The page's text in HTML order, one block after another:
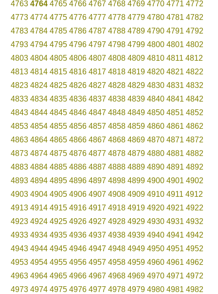
4763 4764 4765 4766 4767 4768 4769 4770 4771 4772
4773 4774 4775 4776 4777 4778 4779 4780 4781 4782
4783 4784 4785 4786 4787 4788 4789 4790 4791 4792
4793 4794 4795 4796 4797 4798 4799 4800 4801 4802
4803 4804 4805 4806 4807 4808 4809 4810 4811 4812
4813 4814 4815 4816 4817 4818 4819 4820 4821 4822
4823 4824 4825 4826 4827 4828 4829 4830 4831 4832
4833 4834 4835 4836 4837 4838 4839 4840 4841 4842
4843 4844 4845 4846 4847 4848 4849 4850 4851 4852
4853 4854 4855 4856 4857 4858 4859 4860 4861 4862
4863 4864 4865 4866 4867 4868 4869 4870 4871 4872
4873 4874 4875 4876 4877 4878 4879 4880 4881 4882
4883 4884 4885 4886 4887 4888 4889 4890 4891 4892
4893 4894 4895 4896 4897 4898 4899 4900 4901 4902
4903 4904 4905 4906 4907 4908 4909 4910 4911 4912
4913 4914 4915 4916 4917 4918 4919 4920 4921 4922
4923 4924 4925 4926 4927 4928 4929 4930 4931 4932
4933 4934 4935 4936 4937 4938 4939 4940 4941 4942
4943 4944 4945 4946 4947 4948 4949 4950 4951 4952
4953 4954 4955 4956 4957 4958 4959 4960 4961 4962
4963 4964 4965 4966 4967 4968 4969 4970 4971 4972
4973 4974 4975 4976 4977 4978 4979 4980 4981 4982